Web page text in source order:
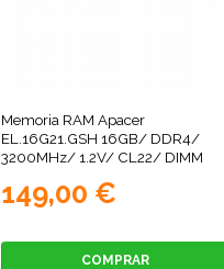
Memoria RAM Apacer
EL.16G21.GSH 16GB/ DDR4/
3200MHz/ 1.2V/ CL22/ DIMM
149,00 €
COMPRAR